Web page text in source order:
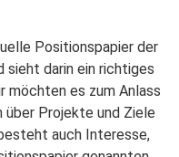
Positionspapier der
sieht darin ein richtiges
möchten es zum Anlass
über Projekte und Ziele
auch Interesse,